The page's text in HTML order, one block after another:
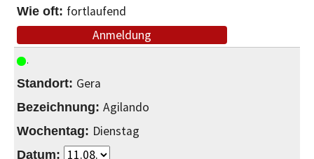
fortlaufend
Anmeldung
Gera
Agilando
Dienstag